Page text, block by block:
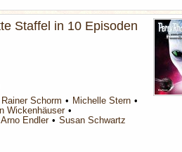
Staffel in 10 Episoden
Rainer Schorm
Michelle Stern
Wickenhäuser
Arno Endler
Susan Schwartz